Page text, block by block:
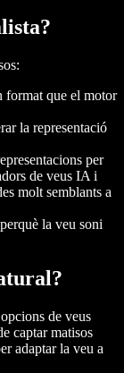
format que el motor
la representació
per
de veus IA i
molt semblants a
la veu soni
de veus
captar matisos
adaptar la veu a